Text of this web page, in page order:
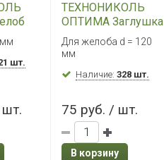
шт.
ТЕХНОНИКОЛЬ
ОПТИМА Заглушка
желоба
(Коричневый)
Для желоба d = 120
мм
Наличие:328 шт.
75 руб. / шт.
В корзину